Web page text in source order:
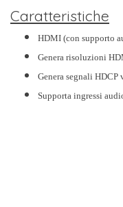
Caratteristiche
HDMI (con supporto
Genera risoluzioni
Genera segnali HDCP
Supporta ingressi